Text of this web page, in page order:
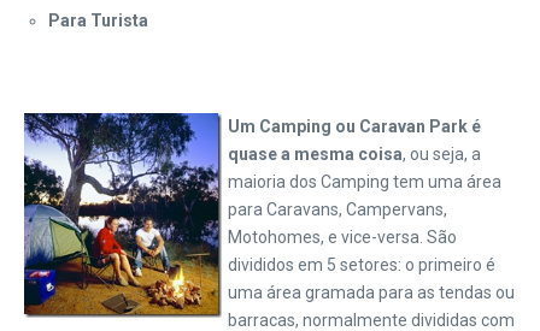
Para Turista
Um Camping ou Caravan Park é
quase a mesma coisa, ou seja, a
maioria dos Camping tem uma área
para Caravans, Campervans,
Motohomes, e vice-versa. São
divididos em 5 setores: o primeiro é
uma área gramada para as tendas ou
barracas, normalmente divididas com